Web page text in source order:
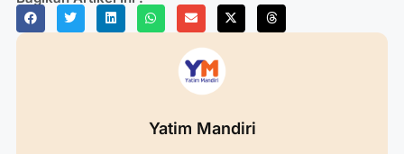
Yatim Mandiri